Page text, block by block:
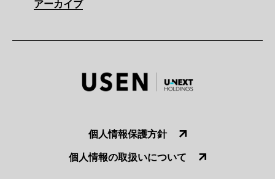
アーカイブ
個人情報保護方針
個人情報の取扱いについて